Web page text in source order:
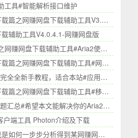
工具#智能解析接口维护
篇之网赚网盘下载辅助工具V3.0.3.0
辅助工具V4.0.4.1-网赚网盘版
赚网盘下载辅助工具#Aria2使用帮助
篇之网赚网盘下载辅助工具#网页版
程，适合本站#应用中心#《网赚网盘辅助工具网页版》程序
网赚网盘下载辅助工具#移动端版本#手机版
总#希望本文能解决你的Aria2连接问题
户端工具 Photon介绍及下载
何一步步分析得到某网赚网盘直链地址的